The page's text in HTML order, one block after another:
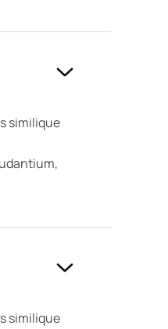
similique
similique